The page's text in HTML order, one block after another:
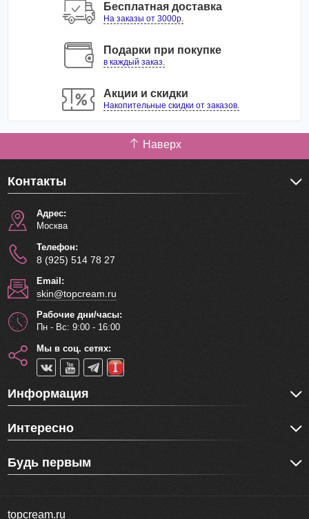
Бесплатная доставка
На заказы от 3000р.
Подарки при покупке
в каждый заказ.
Акции и скидки
Накопительные скидки от заказов.
Наверх
Контакты
Адрес:
Москва
Телефон:
8 (925) 514 78 27
Email:
skin@topcream.ru
Рабочие дни/часы:
Пн - Вс: 9:00 - 16:00
Мы в соц. сетях:
Информация
Интересно
Будь первым
topcream.ru